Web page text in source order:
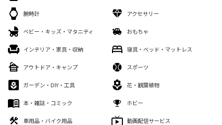
腕時計 アクセサリー
ベビー・キッズ・マタニティ おもちゃ
インテリア・家具・収納 寝具・ベッド・マットレス
アウトドア・キャンプ スポーツ
ガーデン・DIY・工具 花・観葉植物
本・雑誌・コミック ホビー
車用品・バイク用品 動画配信サービス